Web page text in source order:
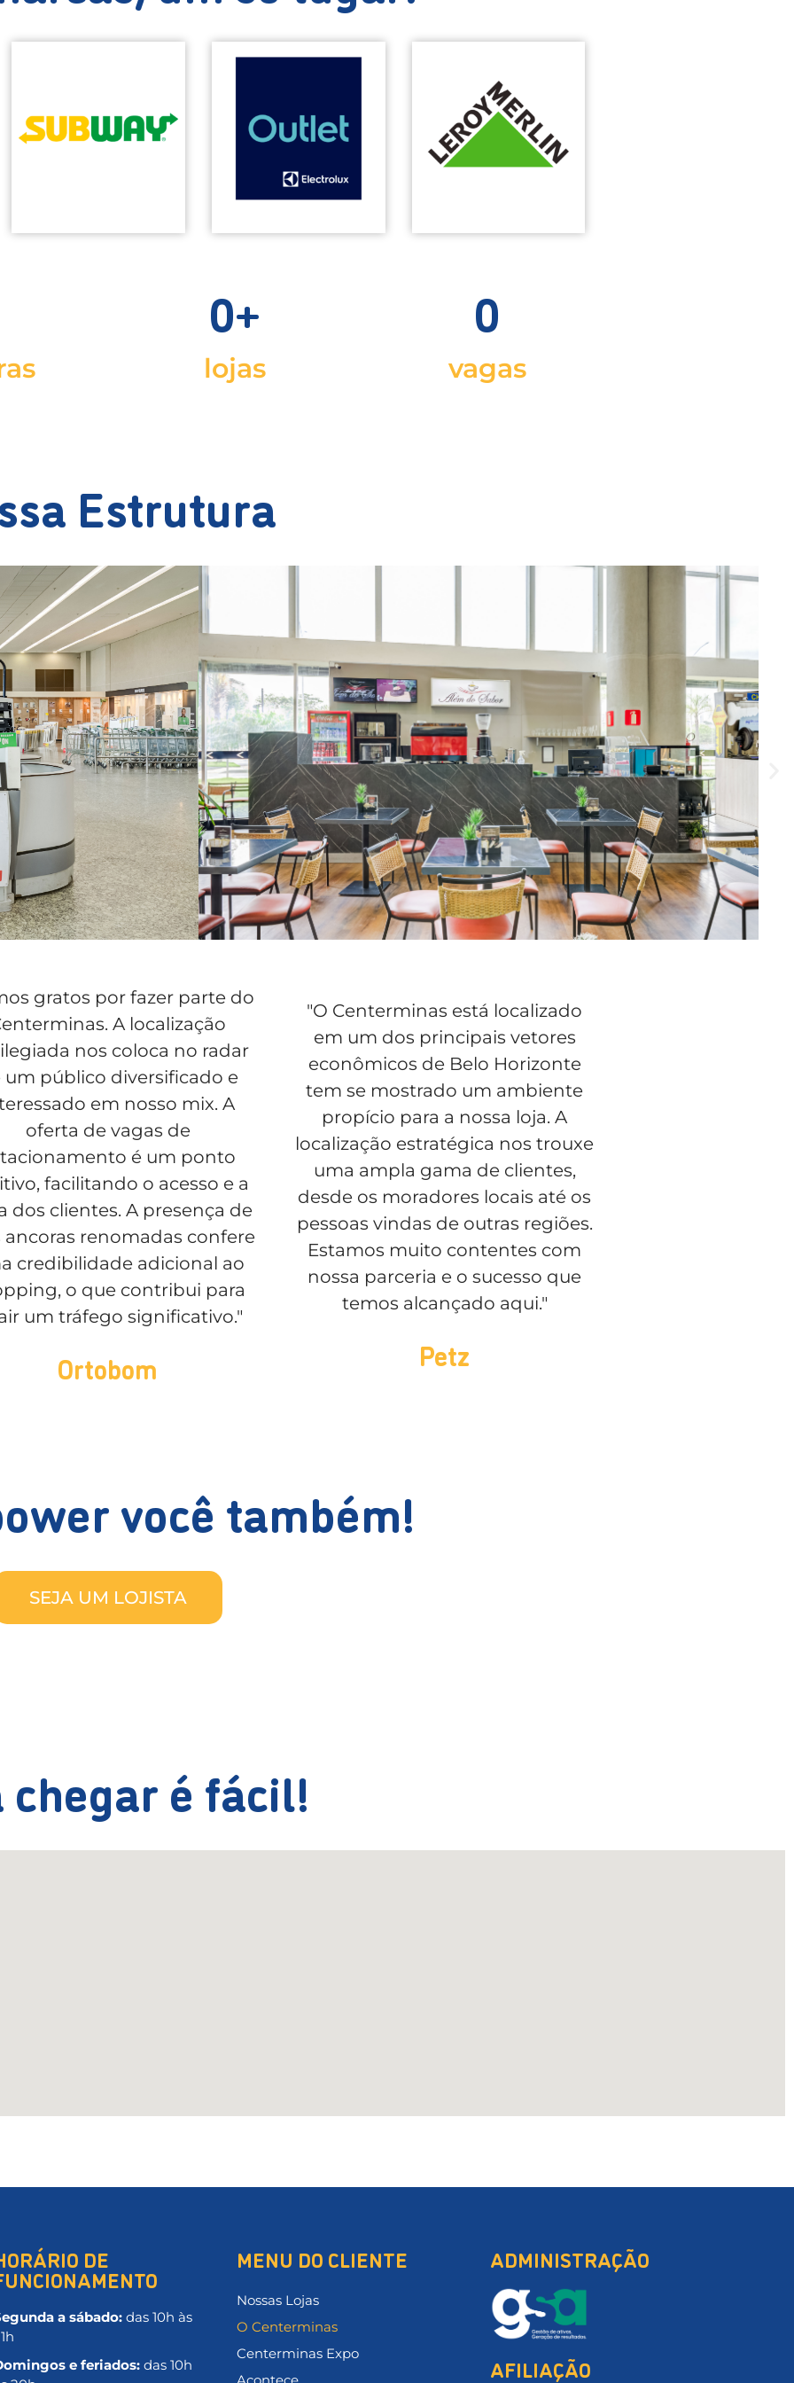
lojas
0+
vagas
0
Estrutura
gratos por fazer parte do
A localização
nos coloca no radar
um público diversificado e
em nosso mix. A
oferta de vagas de
é um ponto
facilitando o acesso e a
dos clientes. A presença de
ancoras renomadas confere
credibilidade adicional ao
o que contribui para
um tráfego significativo."
Ortobom
"O Centerminas está localizado
em um dos principais vetores
econômicos de Belo Horizonte
tem se mostrado um ambiente
propício para a nossa loja. A
localização estratégica nos trouxe
uma ampla gama de clientes,
desde os moradores locais até os
pessoas vindas de outras regiões.
Estamos muito contentes com
nossa parceria e o sucesso que
temos alcançado aqui."
Petz
você também!
SEJA UM LOJISTA
chegar é fácil!
DE
a sábado: das 10h às
e feriados:das 10h
MENU DO CLIENTE
Nossas Lojas
O Centerminas
Centerminas Expo
ADMINISTRAÇÃO
AFILIAÇÃO